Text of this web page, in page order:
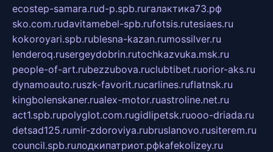
ecostep-samara.rud-p.spb.ruгалактика73.рф
sko.com.rudavitamebel-spb.rufotsis.rutesiaes.ru
kokoroyari.spb.rublesna-kazan.rumossilver.ru
lenderoq.rusergeydobrin.rutochkazvuka.msk.ru
people-of-art.rubezzubova.ruclubtibet.ruorior-aks.ru
dynamoauto.ruszk-favorit.rucarlines.ruflatnsk.ru
kingbolenskaner.rualex-motor.ruastroline.net.ru
act1.spb.rupolyglot.com.rugidlipetsk.ruooo-driada.ru
detsad125.rumir-zdoroviya.rubruslanovo.rusiterem.ru
council.spb.ruлодкипатриот.рфkafekolizey.ru